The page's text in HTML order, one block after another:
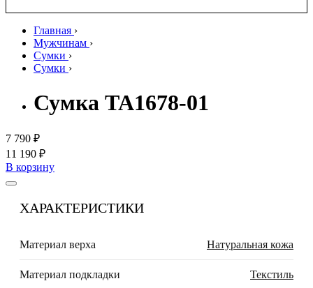
Главная ›
Мужчинам ›
Сумки ›
Сумки ›
Сумка TA1678-01
7 790 ₽
11 190 ₽
В корзину
ХАРАКТЕРИСТИКИ
Материал верха Натуральная кожа
Материал подкладки Текстиль